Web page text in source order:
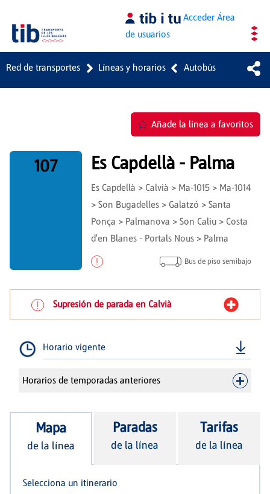
Saltar al contenido principal AccederÁrea
de usuarios
Red de transportes Líneas y horarios Autobús
Añade la línea a favoritos
107 Es Capdellà - Palma
Es Capdellà > Calvià > Ma-1015 > Ma-1014
> Son Bugadelles > Galatzó > Santa
Ponça > Palmanova > Son Caliu > Costa
d'en Blanes - Portals Nous > Palma
Bus de piso semibajo
Supresión de parada en Calvià
Horario vigente
Horarios de temporadas anteriores
Mapa
de la línea
Paradas
de la línea
Tarifas
de la línea